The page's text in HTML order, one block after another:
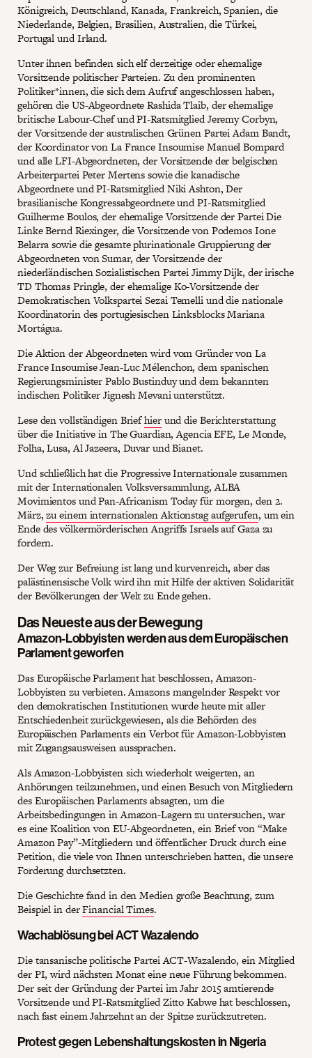
Königreich, Deutschland, Kanada, Frankreich, Spanien, die
Niederlande, Belgien, Brasilien, Australien, die Türkei,
Portugal und Irland.
Unter ihnen befinden sich elf derzeitige oder ehemalige
Vorsitzende politischer Parteien. Zu den prominenten
Politiker*innen, die sich dem Aufruf angeschlossen haben,
gehören die US-Abgeordnete Rashida Tlaib, der ehemalige
britische Labour-Chef und PI-Ratsmitglied Jeremy Corbyn,
der Vorsitzende der australischen Grünen Partei Adam Bandt,
der Koordinator von La France Insoumise Manuel Bompard
und alle LFI-Abgeordneten, der Vorsitzende der belgischen
Arbeiterpartei Peter Mertens sowie die kanadische
Abgeordnete und PI-Ratsmitglied Niki Ashton, Der
brasilianische Kongressabgeordnete und PI-Ratsmitglied
Guilherme Boulos, der ehemalige Vorsitzende der Partei Die
Linke Bernd Riexinger, die Vorsitzende von Podemos Ione
Belarra sowie die gesamte plurinationale Gruppierung der
Abgeordneten von Sumar, der Vorsitzende der
niederländischen Sozialistischen Partei Jimmy Dijk, der irische
TD Thomas Pringle, der ehemalige Ko-Vorsitzende der
Demokratischen Volkspartei Sezai Temelli und die nationale
Koordinatorin des portugiesischen Linksblocks Mariana
Mortágua.
Die Aktion der Abgeordneten wird vom Gründer von La
France Insoumise Jean-Luc Mélenchon, dem spanischen
Regierungsminister Pablo Bustinduy und dem bekannten
indischen Politiker Jignesh Mevani unterstützt.
Lese den vollständigen Briefhierund die Berichterstattung
über die Initiative in The Guardian, Agencia EFE, Le Monde,
Folha, Lusa, Al Jazeera, Duvar und Bianet.
Und schließlich hat die Progressive Internationale zusammen
mit der Internationalen Volksversammlung, ALBA
Movimientos und Pan-Africanism Today für morgen, den 2.
März,zu einem internationalen Aktionstag aufgerufen, um ein
Ende des völkermörderischen Angriffs Israels auf Gaza zu
fordern.
Der Weg zur Befreiung ist lang und kurvenreich, aber das
palästinensische Volk wird ihn mit Hilfe der aktiven Solidarität
der Bevölkerungen der Welt zu Ende gehen.
Das Neueste aus der Bewegung
Amazon-Lobbyisten werden aus dem Europäischen
Parlament geworfen
Das Europäische Parlament hat beschlossen, Amazon-
Lobbyisten zu verbieten. Amazons mangelnder Respekt vor
den demokratischen Institutionen wurde heute mit aller
Entschiedenheit zurückgewiesen, als die Behörden des
Europäischen Parlaments ein Verbot für Amazon-Lobbyisten
mit Zugangsausweisen aussprachen.
Als Amazon-Lobbyisten sich wiederholt weigerten, an
Anhörungen teilzunehmen, und einen Besuch von Mitgliedern
des Europäischen Parlaments absagten, um die
Arbeitsbedingungen in Amazon-Lagern zu untersuchen, war
es eine Koalition von EU-Abgeordneten, ein Brief von “Make
Amazon Pay”-Mitgliedern und öffentlicher Druck durch eine
Petition, die viele von Ihnen unterschrieben hatten, die unsere
Forderung durchsetzten.
Die Geschichte fand in den Medien große Beachtung, zum
Beispiel in derFinancial Times.
Wachablösung bei ACT Wazalendo
Die tansanische politische Partei ACT-Wazalendo, ein Mitglied
der PI, wird nächsten Monat eine neue Führung bekommen.
Der seit der Gründung der Partei im Jahr 2015 amtierende
Vorsitzende und PI-Ratsmitglied Zitto Kabwe hat beschlossen,
nach fast einem Jahrzehnt an der Spitze zurückzutreten.
Protest gegen Lebenshaltungskosten in Nigeria